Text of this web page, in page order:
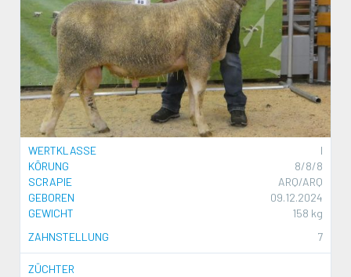
WERTKLASSE
I
KÖRUNG
8/8/8
SCRAPIE
ARQ/ARQ
GEBOREN
09.12.2024
GEWICHT
158 kg
ZAHNSTELLUNG
7
ZÜCHTER